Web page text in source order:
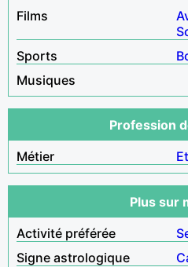
Films
Sports
Musiques
Profession
Métier
Plus sur
Activité préférée
Signe astrologique